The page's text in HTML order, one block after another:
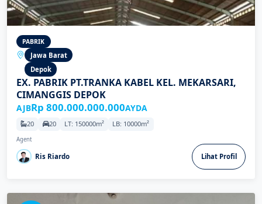
PABRIK
Jawa Barat
Depok
EX. PABRIK PT.TRANKA KABEL KEL. MEKARSARI,
CIMANGGIS DEPOK
AJBRp 800.000.000.000AYDA
20 20 LT: 150000m² LB: 10000m²
Agent
Ris Riardo Lihat Profil